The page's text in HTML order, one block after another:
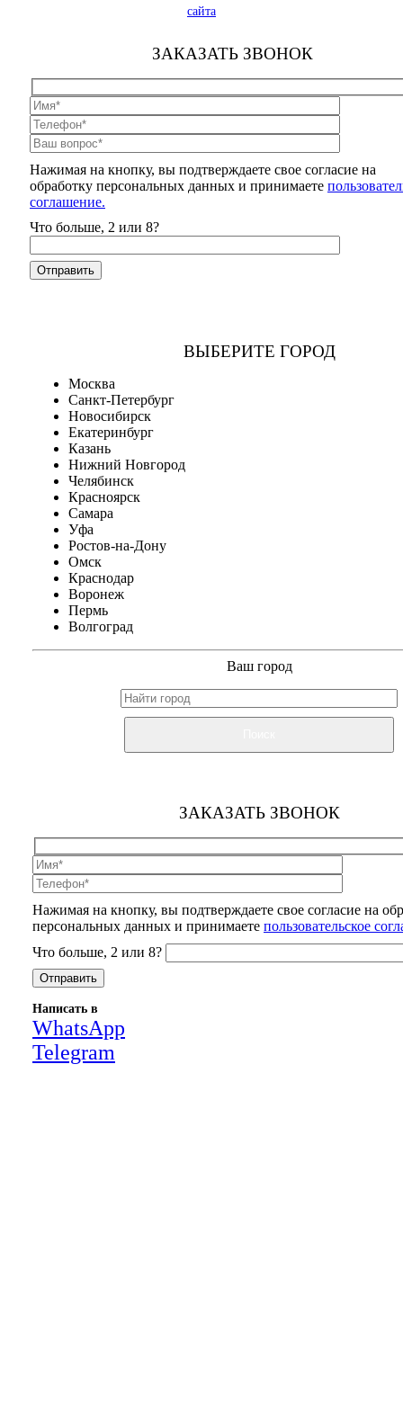
сайта
ЗАКАЗАТЬ ЗВОНОК
Нажимая на кнопку, вы подтверждаете свое согласие на
обработку персональных данных и принимаете
соглашение.
Что больше, 2 или 8?
ВЫБЕРИТЕ ГОРОД
Москва
Санкт-Петербург
Новосибирск
Екатеринбург
Казань
Нижний Новгород
Челябинск
Красноярск
Самара
Уфа
Ростов-на-Дону
Омск
Краснодар
Воронеж
Пермь
Волгоград
Ваш город
ЗАКАЗАТЬ ЗВОНОК
Нажимая на кнопку, вы подтверждаете свое согласие на
персональных данных и принимаете пользовательское
Что больше, 2 или 8?
Написать в
WhatsApp
Telegram